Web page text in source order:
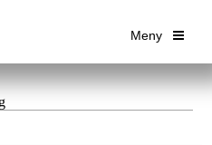
Meny